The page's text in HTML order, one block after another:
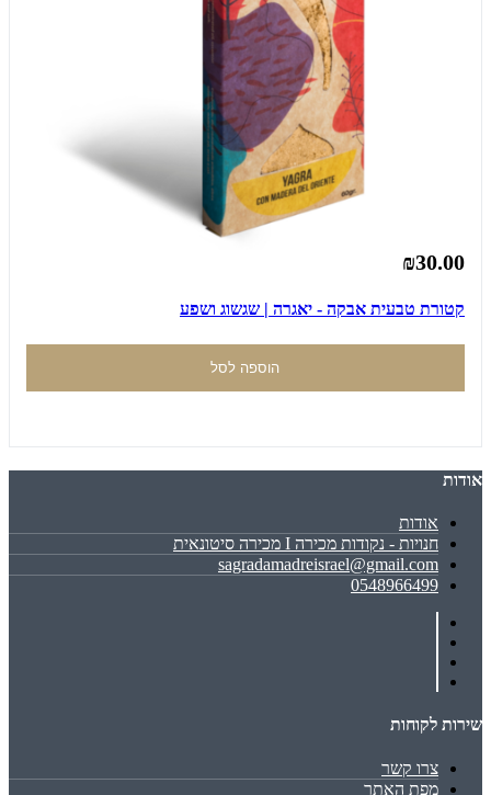
₪30.00
קטורת טבעית אבקה - יאגרה | שגשוג ושפע
הוספה לסל
אודות
אודות
חנויות - נקודות מכירה I מכירה סיטונאית
sagradamadreisrael@gmail.com
0548966499
שירות לקוחות
צרו קשר
מפת האתר